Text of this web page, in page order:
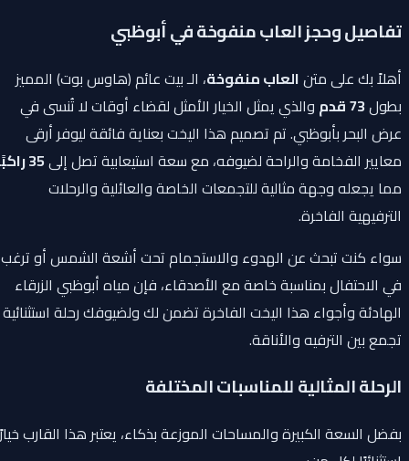
تفاصيل وحجز العاب منفوخة في أبوظبي
أهلاً بك على متنالعاب منفوخة، الـ بيت عائم (هاوس بوت) المميز
بطول73 قدم
والذي يمثل الخيار الأمثل لقضاء أوقات لا تُنسى في
عرض البحر بأبوظبي. تم تصميم هذا اليخت بعناية فائقة ليوفر أرقى
معايير الفخامة والراحة لضيوفه، مع سعة استيعابية تصل إلى35 راكبًا
،
مما يجعله وجهة مثالية للتجمعات الخاصة والعائلية والرحلات
الترفيهية الفاخرة.
سواء كنت تبحث عن الهدوء والاستجمام تحت أشعة الشمس أو ترغب
في الاحتفال بمناسبة خاصة مع الأصدقاء، فإن مياه أبوظبي الزرقاء
الهادئة وأجواء هذا اليخت الفاخرة تضمن لك ولضيوفك رحلة استثنائية
تجمع بين الترفيه والأناقة.
الرحلة المثالية للمناسبات المختلفة
بفضل السعة الكبيرة والمساحات الموزعة بذكاء، يعتبر هذا القارب خيارًا